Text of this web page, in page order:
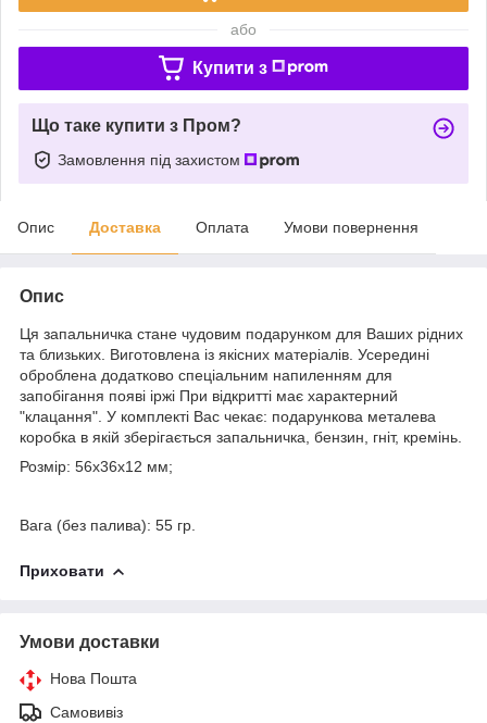
або
Купити з
Що таке купити з Пром?
Замовлення під захистом
Опис Доставка Оплата Умови повернення
Опис
Ця запальничка стане чудовим подарунком для Ваших рідних
та близьких. Виготовлена із якісних матеріалів. Усередині
оброблена додатково спеціальним напиленням для
запобігання появі іржі При відкритті має характерний
"клацання". У комплекті Вас чекає: подарункова металева
коробка в якій зберігається запальничка, бензин, гніт, кремінь.
Розмір: 56x36x12 мм;
Вага (без палива): 55 гр.
Приховати
Умови доставки
Нова Пошта
Самовивіз